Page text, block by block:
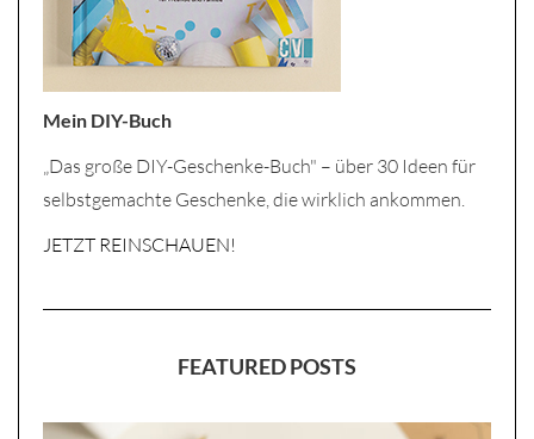
Mein DIY-Buch
„Das große DIY-Geschenke-Buch" – über 30 Ideen für
selbstgemachte Geschenke, die wirklich ankommen.
JETZT REINSCHAUEN!
FEATURED POSTS